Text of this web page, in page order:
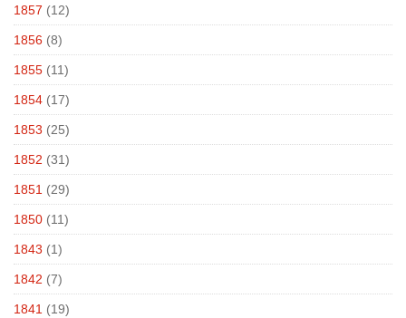
1857 (12)
1856 (8)
1855 (11)
1854 (17)
1853 (25)
1852 (31)
1851 (29)
1850 (11)
1843 (1)
1842 (7)
1841 (19)